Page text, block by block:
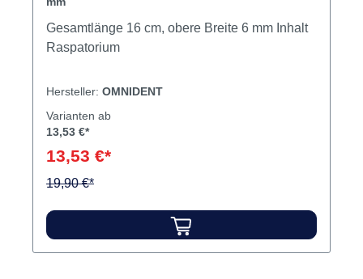
Gesamtlänge 16 cm, obere Breite 6 mm Inhalt
Raspatorium
Hersteller: OMNIDENT
Varianten ab
13,53 €*
13,53 €*
19,90 €*